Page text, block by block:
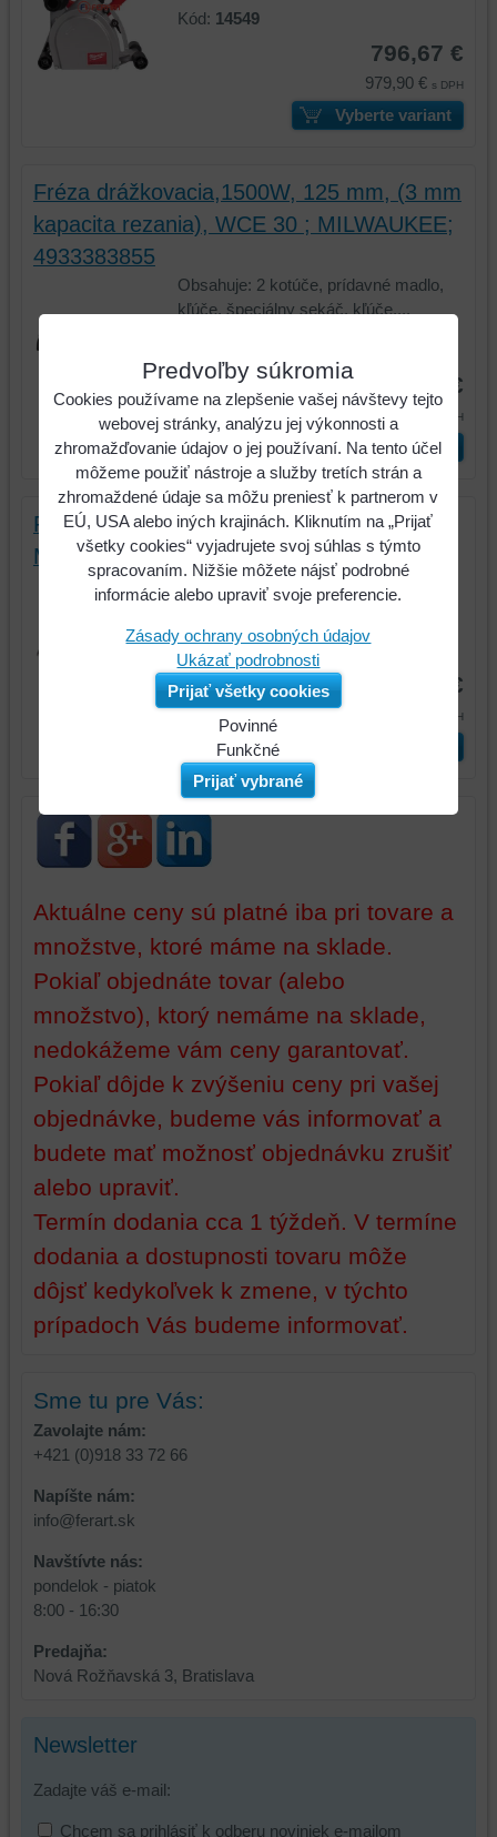
Kód: 14549
796,67 €
979,90 € s DPH
Vyberte variant
Fréza drážkovacia,1500W, 125 mm, (3 mm
kapacita rezania), WCE 30 ; MILWAUKEE;
4933383855
Obsahuje: 2 kotúče, prídavné madlo,
kľúče, špeciálny sekáč, kľúče,...
750 €
922,50 € s DPH
Vyberte variant
Fréza lamelovacia, 71 W, PJ 710 ;
MILWAUKEE; 4933378875
Obsahuje: 4 m kábel, papierové
prachové vrecko, odklánač triesok, 6...
Kód:14547
455,83 €
s DPH
Aktuálne ceny sú platné iba pri tovare a
množstve, ktoré máme na sklade.
Pokiaľ objednáte tovar (alebo
množstvo), ktorý nemáme na sklade,
nedokážeme vám ceny garantovať.
Pokiaľ dôjde k zvýšeniu ceny pri vašej
objednávke, budeme vás informovať a
budete mať možnosť objednávku zrušiť
alebo upraviť.
Termín dodania cca 1 týždeň. V termíne
dodania a dostupnosti tovaru môže
dôjsť kedykoľvek k zmene, v týchto
prípadoch Vás budeme informovať.
Sme tu pre Vás:
Zavolajte nám:
+421 (0)918 33 72 66
Napíšte nám:
info@ferart.sk
Navštívte nás:
pondelok - piatok
8:00 - 16:30
Predajňa:
Nová Rožňavská 3, Bratislava
Newsletter
Zadajte váš e-mail:
Chcem sa prihlásiť k odberu noviniek e-mailom
Predvoľby súkromia
Cookies používame na zlepšenie vašej návštevy tejto
webovej stránky, analýzu jej výkonnosti a
zhromažďovanie údajov o jej používaní. Na tento účel
môžeme použiť nástroje a služby tretích strán a
zhromaždené údaje sa môžu preniesť k partnerom v
EÚ, USA alebo iných krajinách. Kliknutím na „Prijať
všetky cookies“ vyjadrujete svoj súhlas s týmto
spracovaním. Nižšie môžete nájsť podrobné
informácie alebo upraviť svoje preferencie.
Zásady ochrany osobných údajov
Ukázať podrobnosti
Prijať všetky cookies
Povinné
ukladá
na
zariadení
(súbory
cookie
a
úložiská
prehliadača)
identifikáciu
vašej
relácie
a
dosiahnutie
základnej
platformy,
zážitku
prehliadania
Funkčné
údaje
vašom
(súbory
cookie
úložiská
prehliadača),
aby
mohli
poskytovať
doplnkové
funkcie,
ktoré
zlepšujú
zážitok
z
ukladať
vašich
preferencií
bez
aby
ste
mali
používateľský
účet
bez
prihlásenia,
a/alebo
tretích
strán,
Prijať vybrané